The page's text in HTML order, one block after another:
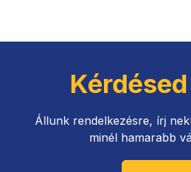
Állunk rendelkezésre, írj
minél hamarabb